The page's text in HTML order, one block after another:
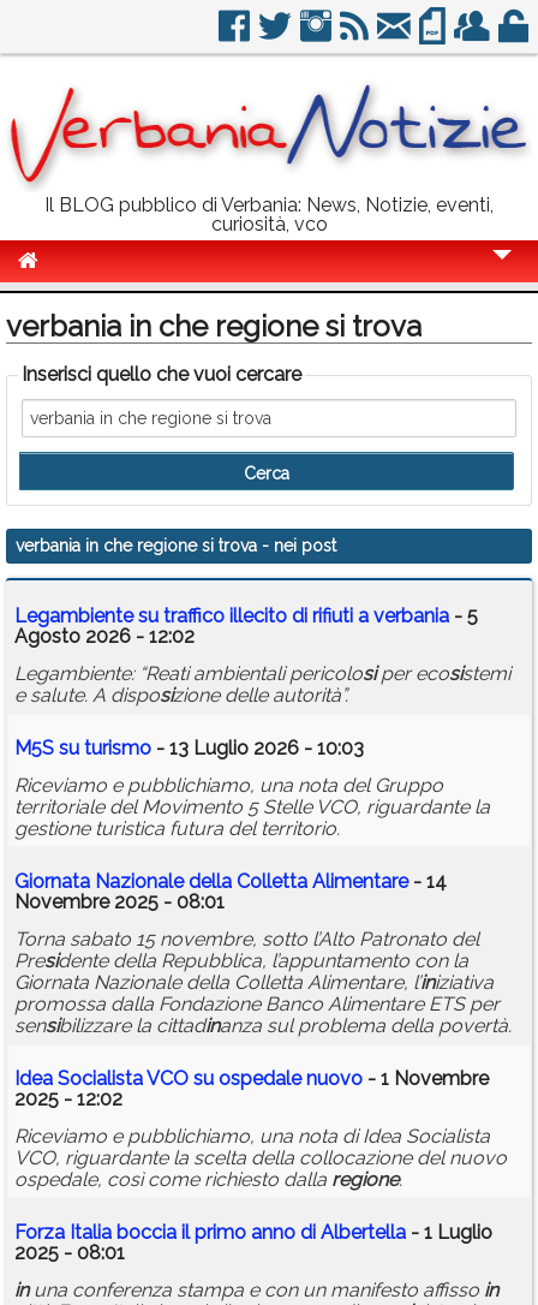
Il BLOG pubblico di Verbania: News, Notizie, eventi,
curiosità, vco
Politica
Sport
Eventi
Info Utili
Rubriche
Calendario
Annunci
verbania in che regione si trova
Inserisci quello che vuoi cercare
verbania in che regione si trova - nei post
Legambiente su traffico illecito di rifiuti a verbania - 5
Agosto 2026 - 12:02
Legambiente: “Reati ambientali pericolosiper ecosistemi
e salute. A disposizione delle autorità”.
M5S su turismo - 13 Luglio 2026 - 10:03
Riceviamo e pubblichiamo, una nota del Gruppo
territoriale del Movimento 5 Stelle VCO, riguardante la
gestione turistica futura del territorio.
Giornata Nazionale della Colletta Alimentare- 14
Novembre 2025 - 08:01
Torna sabato 15 novembre, sotto l’Alto Patronato del
Presidente della Repubblica, l’appuntamento con la
Giornata Nazionale della Colletta Alimentare, l’iniziativa
promossa dalla Fondazione Banco Alimentare ETS per
sensibilizzare la cittadinanza sul problema della povertà.
Idea Socialista VCO su ospedale nuovo - 1 Novembre
2025 - 12:02
Riceviamo e pubblichiamo, una nota di Idea Socialista
VCO, riguardante la scelta della collocazione del nuovo
ospedale, così come richiesto dalla regione.
Forza Italia boccia il primo anno di Albertella - 1 Luglio
2025 - 08:01
inuna conferenza stampa e con un manifesto affisso in